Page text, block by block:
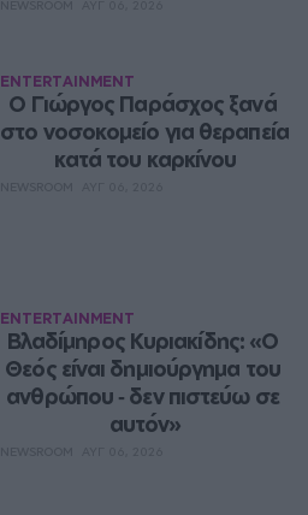
ENTERTAINMENT
O Γιώργος Παράσχος ξανά
στο νοσοκομείο για θεραπεία
κατά του καρκίνου
ENTERTAINMENT
Βλαδίμηρος Κυριακίδης: «Ο
Θεός είναι δημιούργημα του
ανθρώπου ‑ δεν πιστεύω σε
αυτόν»